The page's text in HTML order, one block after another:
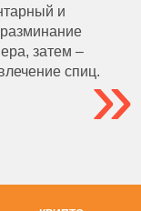
и
затем –
спиц.